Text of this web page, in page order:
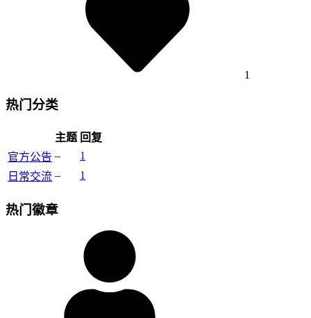
1
热门分类
主题 回复
官方公告 –
1
日常交流 – 1
热门徽章